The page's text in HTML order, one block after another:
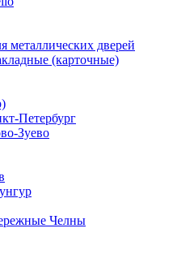
металлических дверей
(карточные)
Петербург
Зуево
Челны